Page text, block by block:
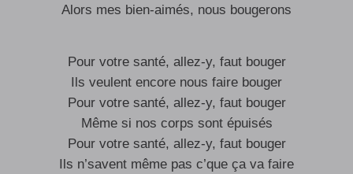
Alors mes bien-aimés, nous bougerons
Pour votre santé, allez-y, faut bouger
Ils veulent encore nous faire bouger
Pour votre santé, allez-y, faut bouger
Même si nos corps sont épuisés
Pour votre santé, allez-y, faut bouger
Ils n’savent même pas c’que ça va faire